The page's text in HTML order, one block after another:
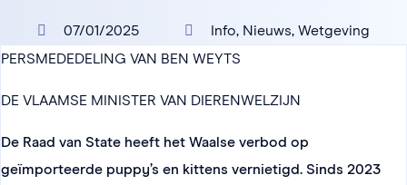
07/01/2025 Info, Nieuws, Wetgeving
PERSMEDEDELING VAN BEN WEYTS
DE VLAAMSE MINISTER VAN DIERENWELZIJN
De Raad van State heeft het Waalse verbod op
geïmporteerde puppy’s en kittens vernietigd. Sinds 2023